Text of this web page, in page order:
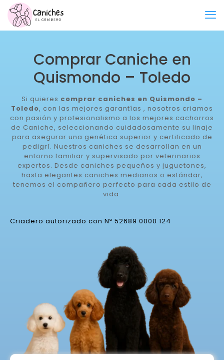
Comprar Caniche en
Quismondo – Toledo
Si quieres comprar caniches en Quismondo –
Toledo, con las mejores garantías , nosotros criamos
con pasión y profesionalismo a los mejores cachorros
de Caniche, seleccionando cuidadosamente su linaje
para asegurar una genética superior y certificado de
pedigrí. Nuestros caniches se desarrollan en un
entorno familiar y supervisado por veterinarios
expertos. Desde caniches pequeños y juguetones,
hasta elegantes caniches medianos o estándar,
tenemos el compañero perfecto para cada estilo de
vida.
Criadero autorizado con Nº 52689 0000 124